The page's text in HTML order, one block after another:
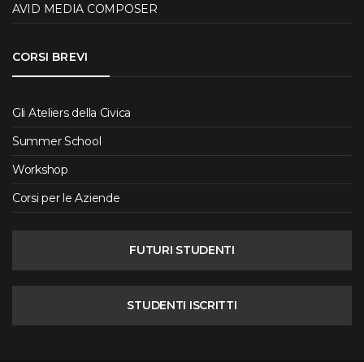
AVID MEDIA COMPOSER
CORSI BREVI
Gli Ateliers della Civica
Summer School
Workshop
Corsi per le Aziende
FUTURI STUDENTI
STUDENTI ISCRITTI